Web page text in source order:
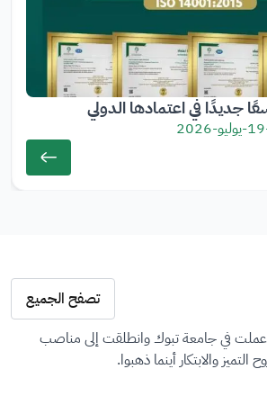
جديدًا في اعتمادها الدولي
19-يوليو-2026
تصفح الجميع
عملت في جامعة تبوك وانطلقت إلى مناصب
والابتكار أينما ذهبوا.